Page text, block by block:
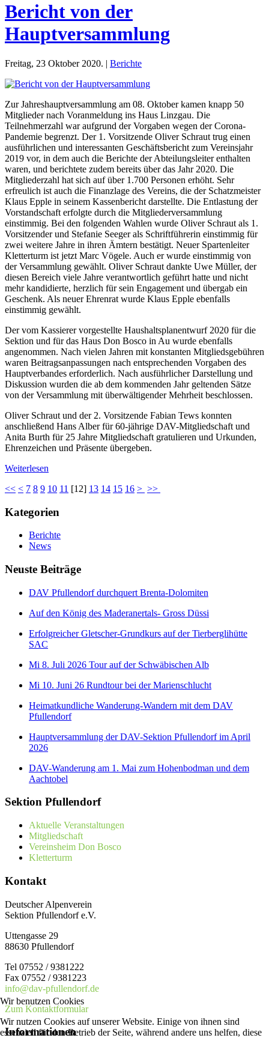
Bericht von der
Hauptversammlung
Freitag, 23 Oktober 2020. | Berichte
Zur Jahreshauptversammlung am 08. Oktober kamen knapp 50
Mitglieder nach Voranmeldung ins Haus Linzgau. Die
Teilnehmerzahl war aufgrund der Vorgaben wegen der Corona-
Pandemie begrenzt. Der 1. Vorsitzende Oliver Schraut trug einen
ausführlichen und interessanten Geschäftsbericht zum Vereinsjahr
2019 vor, in dem auch die Berichte der Abteilungsleiter enthalten
waren, und berichtete zudem bereits über das Jahr 2020. Die
Mitgliederzahl hat sich auf über 1.700 Personen erhöht. Sehr
erfreulich ist auch die Finanzlage des Vereins, die der Schatzmeister
Klaus Epple in seinem Kassenbericht darstellte. Die Entlastung der
Vorstandschaft erfolgte durch die Mitgliederversammlung
einstimmig. Bei den folgenden Wahlen wurde Oliver Schraut als 1.
Vorsitzender und Stefanie Seeger als Schriftführerin einstimmig für
zwei weitere Jahre in ihren Ämtern bestätigt. Neuer Spartenleiter
Kletterturm ist jetzt Marc Vögele. Auch er wurde einstimmig von
der Versammlung gewählt. Oliver Schraut dankte Uwe Müller, der
diesen Bereich viele Jahre verantwortlich geführt hatte und nicht
mehr kandidierte, herzlich für sein Engagement und übergab ein
Geschenk. Als neuer Ehrenrat wurde Klaus Epple ebenfalls
einstimmig gewählt.
Der vom Kassierer vorgestellte Haushaltsplanentwurf 2020 für die
Sektion und für das Haus Don Bosco in Au wurde ebenfalls
angenommen. Nach vielen Jahren mit konstanten Mitgliedsgebühren
waren Beitragsanpassungen nach entsprechenden Vorgaben des
Hauptverbandes erforderlich. Nach ausführlicher Darstellung und
Diskussion wurden die ab dem kommenden Jahr geltenden Sätze
von der Versammlung mit überwältigender Mehrheit beschlossen.
Oliver Schraut und der 2. Vorsitzende Fabian Tews konnten
anschließend Hans Alber für 60-jährige DAV-Mitgliedschaft und
Anita Burth für 25 Jahre Mitgliedschaft gratulieren und Urkunden,
Ehrenzeichen und Präsente übergeben.
Weiterlesen
<< < 7 8 9 10 11 [12] 13 14 15 16 > >>
Kategorien
Berichte
News
Neuste Beiträge
DAV Pfullendorf durchquert Brenta-Dolomiten
Auf den König des Maderanertals- Gross Düssi
Erfolgreicher Gletscher-Grundkurs auf der Tierberglihütte
SAC
Mi 8. Juli 2026 Tour auf der Schwäbischen Alb
Mi 10. Juni 26 Rundtour bei der Marienschlucht
Heimatkundliche Wanderung-Wandern mit dem DAV
Pfullendorf
Hauptversammlung der DAV-Sektion Pfullendorf im April
2026
DAV-Wanderung am 1. Mai zum Hohenbodman und dem
Aachtobel
Sektion Pfullendorf
Aktuelle Veranstaltungen
Mitgliedschaft
Vereinsheim Don Bosco
Kletterturm
Kontakt
Deutscher Alpenverein
Sektion Pfullendorf e.V.
Uttengasse 29
88630 Pfullendorf
Tel 07552 / 9381222
Fax 07552 / 9381223
info@dav-pfullendorf.de
Zum Kontaktformular
Informationen
Wir benutzen Cookies
Wir nutzen Cookies auf unserer Website. Einige von ihnen sind
essenziell für den Betrieb der Seite, während andere uns helfen, diese